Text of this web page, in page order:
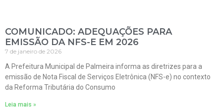
COMUNICADO: ADEQUAÇÕES PARA
EMISSÃO DA NFS-E EM 2026
7 de janeiro de 2026
A Prefeitura Municipal de Palmeira informa as diretrizes para a
emissão de Nota Fiscal de Serviços Eletrônica (NFS-e) no contexto
da Reforma Tributária do Consumo
Leia mais »